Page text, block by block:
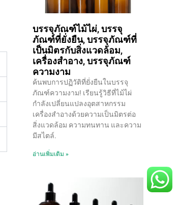
บรรจุภัณฑ์ไม้ไผ่, บรรจุ
ภัณฑ์ที่ยั่งยืน, บรรจุภัณฑ์ที่
เป็นมิตรกับสิ่งแวดล้อม,
เครื่องสำอาง, บรรจุภัณฑ์
ความงาม
ค้นพบการปฏิวัติที่ยั่งยืนในบรรจุ
ภัณฑ์ความงาม! เรียนรู้วิธีที่ไม้ไผ่
กำลังเปลี่ยนแปลงอุตสาหกรรม
เครื่องสำอางด้วยความเป็นมิตรต่อ
สิ่งแวดล้อม ความทนทาน และความ
มีสไตล์.
อ่านเพิ่มเติม »